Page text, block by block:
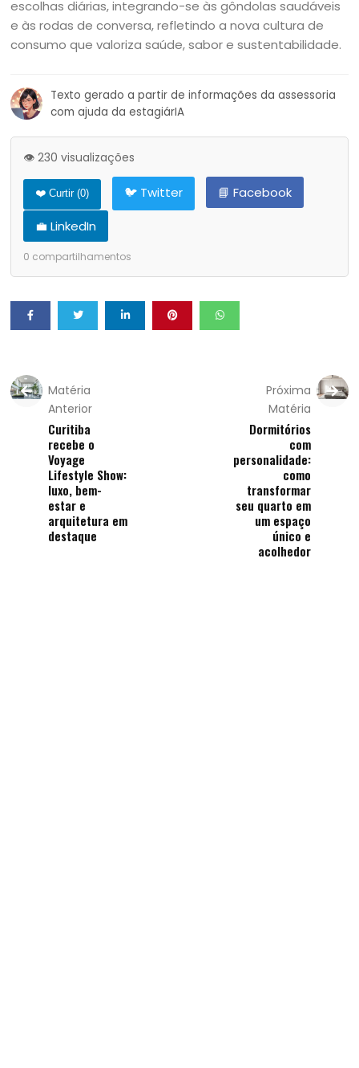
escolhas diárias, integrando-se às gôndolas saudáveis
e às rodas de conversa, refletindo a nova cultura de
consumo que valoriza saúde, sabor e sustentabilidade.
Texto gerado a partir de informações da assessoria
com ajuda da estagiárIA
👁️ 230 visualizações
❤️ Curtir (0) 🐦 Twitter
📘 Facebook
💼 LinkedIn
0 compartilhamentos
Matéria
Anterior
Curitiba
recebe o
Voyage
Lifestyle Show:
luxo, bem-
estar e
arquitetura em
destaque
Próxima
Matéria
Dormitórios
com
personalidade:
como
transformar
seu quarto em
um espaço
único e
acolhedor